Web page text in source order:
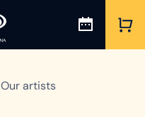
Our artists